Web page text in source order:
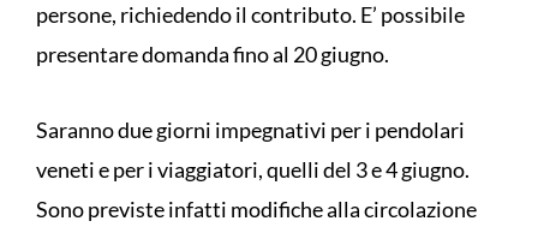
persone, richiedendo il contributo. E’ possibile
presentare domanda fino al 20 giugno.
Saranno due giorni impegnativi per i pendolari
veneti e per i viaggiatori, quelli del 3 e 4 giugno.
Sono previste infatti modifiche alla circolazione